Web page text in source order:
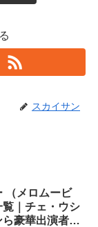
スカイサン
（メロムービ
｜チェ・ウシ
豪華出演者を